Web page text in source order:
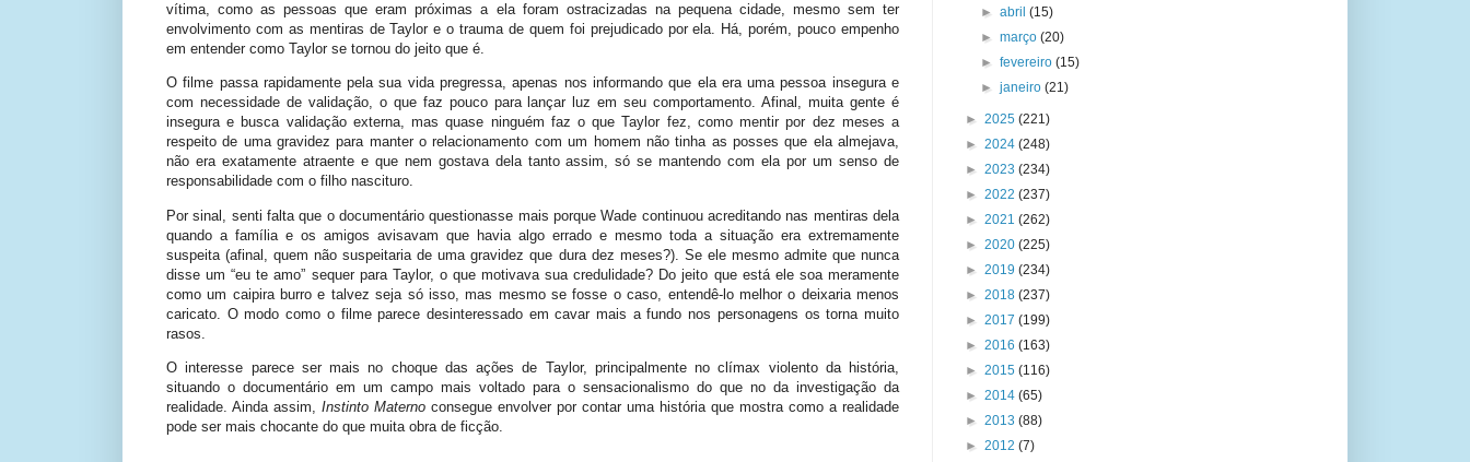
vítima, como as pessoas que eram próximas a ela foram ostracizadas na pequena cidade, mesmo sem ter
envolvimento com as mentiras de Taylor e o trauma de quem foi prejudicado por ela. Há, porém, pouco empenho
em entender como Taylor se tornou do jeito que é.
O filme passa rapidamente pela sua vida pregressa, apenas nos informando que ela era uma pessoa insegura e
com necessidade de validação, o que faz pouco para lançar luz em seu comportamento. Afinal, muita gente é
insegura e busca validação externa, mas quase ninguém faz o que Taylor fez, como mentir por dez meses a
respeito de uma gravidez para manter o relacionamento com um homem não tinha as posses que ela almejava,
não era exatamente atraente e que nem gostava dela tanto assim, só se mantendo com ela por um senso de
responsabilidade com o filho nascituro.
Por sinal, senti falta que o documentário questionasse mais porque Wade continuou acreditando nas mentiras dela
quando a família e os amigos avisavam que havia algo errado e mesmo toda a situação era extremamente
suspeita (afinal, quem não suspeitaria de uma gravidez que dura dez meses?). Se ele mesmo admite que nunca
disse um “eu te amo” sequer para Taylor, o que motivava sua credulidade? Do jeito que está ele soa meramente
como um caipira burro e talvez seja só isso, mas mesmo se fosse o caso, entendê-lo melhor o deixaria menos
caricato. O modo como o filme parece desinteressado em cavar mais a fundo nos personagens os torna muito
rasos.
O interesse parece ser mais no choque das ações de Taylor, principalmente no clímax violento da história,
situando o documentário em um campo mais voltado para o sensacionalismo do que no da investigação da
realidade. Ainda assim, Instinto Materno consegue envolver por contar uma história que mostra como a realidade
pode ser mais chocante do que muita obra de ficção.
►abril(15)
►março(20)
►fevereiro(15)
►janeiro(21)
► 2025 (221)
► 2024 (248)
► 2023 (234)
► 2022 (237)
► 2021 (262)
► 2020 (225)
► 2019 (234)
► 2018 (237)
► 2017 (199)
► 2016 (163)
► 2015 (116)
► 2014 (65)
► 2013 (88)
► 2012 (7)